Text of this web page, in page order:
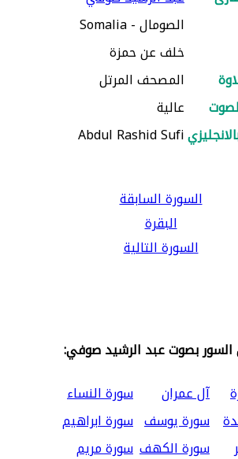
الصومال - Somalia
خلف عن حمزة
المصحف المرتل
عالية
Abdul Rashid Sufi
السورة السابقة
البقرة
السورة التالية
السور بصوت عبد الرشيد صوفي:
آل عمران
سورة النساء
سورة يوسف سورة ابراهيم
سورة الكهف سورة مريم